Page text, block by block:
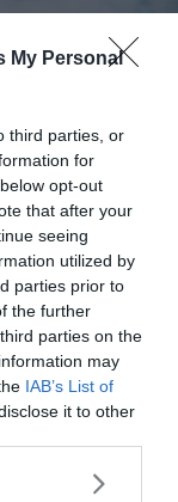
My Personal
third parties, or
for
opt-out
that after your
seeing
utilized by
parties prior to
the further
parties on the
may
IAB’s List of
it to other